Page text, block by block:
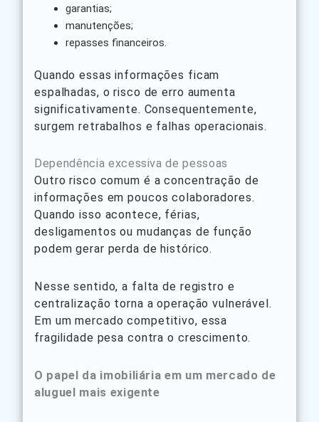
garantias;
manutenções;
repasses financeiros.
Quando essas informações ficam
espalhadas, o risco de erro aumenta
significativamente. Consequentemente,
surgem retrabalhos e falhas operacionais.
Dependência excessiva de pessoas
Outro risco comum é a concentração de
informações em poucos colaboradores.
Quando isso acontece, férias,
desligamentos ou mudanças de função
podem gerar perda de histórico.
Nesse sentido, a falta de registro e
centralização torna a operação vulnerável.
Em um mercado competitivo, essa
fragilidade pesa contra o crescimento.
O papel da imobiliária em um mercado de
aluguel mais exigente